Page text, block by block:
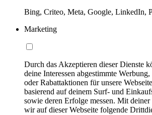
Bing, Criteo, Meta, Google, LinkedIn,
Marketing
Durch das Akzeptieren dieser Dienste
deine Interessen abgestimmte
oder Rabattaktionen für unsere
basierend auf deinem Surf- und
sowie deren Erfolge messen. Mit
wir auf dieser Webseite folgende